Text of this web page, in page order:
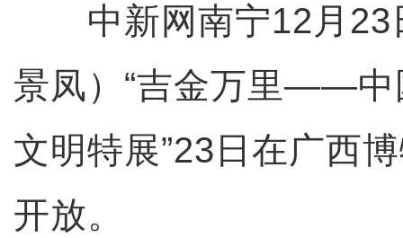
中新网南宁12月23
景凤）“吉金万里——中
文明特展”23日在广西
开放。